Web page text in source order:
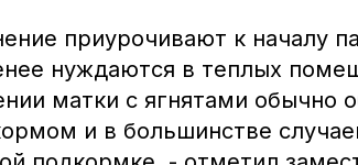
приурочивают к началу
нуждаются в теплых
матки с ягнятами обычно
и в большинстве